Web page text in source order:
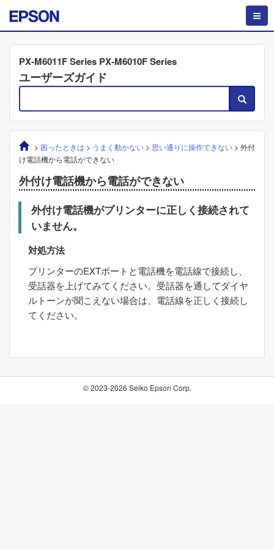
PX-M6011F Series PX-M6010F Series
ユーザーズガイド
> 困ったときは > うまく動かない> 思い通りに操作できない> 外付
け電話機から電話ができない
外付け電話機から電話ができない
外付け電話機がプリンターに正しく接続されて
いません。
対処方法
プリンターのEXTポートと電話機を電話線で接続し、
受話器を上げてみてください。受話器を通してダイヤ
ルトーンが聞こえない場合は、電話線を正しく接続し
てください。
© 2023-2026 Seiko Epson Corp.